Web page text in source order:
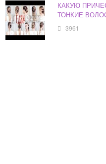
КАКУЮ
ТОНКИЕ
3961